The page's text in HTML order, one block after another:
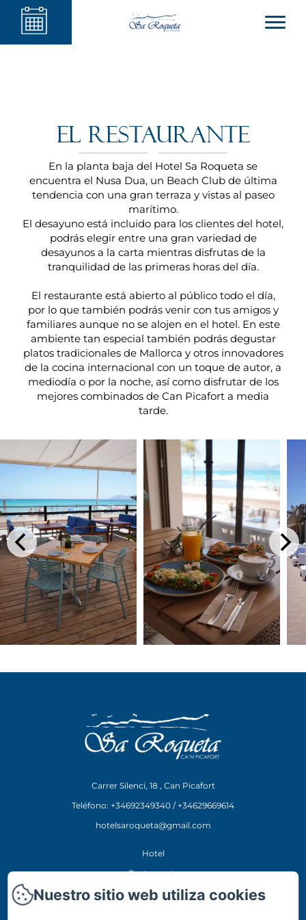
El restaurante
En la planta baja del Hotel Sa Roqueta se
encuentra el Nusa Dua, un Beach Club de última
tendencia con una gran terraza y vistas al paseo
marítimo.
El desayuno está incluido para los clientes del hotel,
podrás elegir entre una gran variedad de
desayunos a la carta mientras disfrutas de la
tranquilidad de las primeras horas del día.
El restaurante está abierto al público todo el día,
por lo que también podrás venir con tus amigos y
familiares aunque no se alojen en el hotel. En este
ambiente tan especial también podrás degustar
platos tradicionales de Mallorca y otros innovadores
de la cocina internacional con un toque de autor, a
mediodía o por la noche, así como disfrutar de los
mejores combinados de Can Picafort a media
tarde.
Carrer Silenci, 18 , Can Picafort
Teléfono: +34692349340 / +34629669614
hotelsaroqueta@gmail.com
Hotel
Restaurante
Experiencias
Nuestro sitio web utiliza cookies